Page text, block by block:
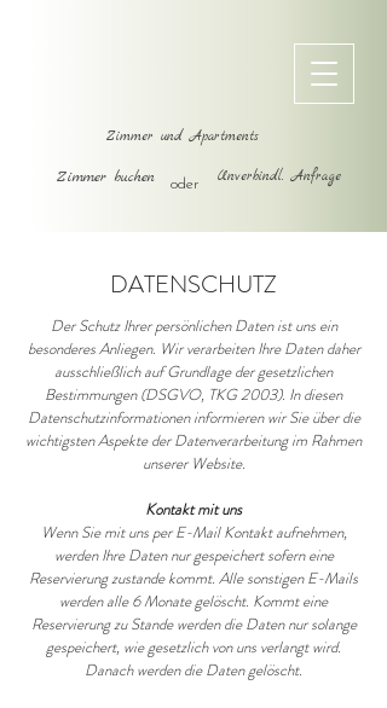
Zimmer und Apartments
Zimmer buchen oder Unverbindl. Anfrage
DATENSCHUTZ
Der Schutz Ihrer persönlichen Daten ist uns ein
besonderes Anliegen. Wir verarbeiten Ihre Daten daher
ausschließlich auf Grundlage der gesetzlichen
Bestimmungen (DSGVO, TKG 2003). In diesen
Datenschutzinformationen informieren wir Sie über die
wichtigsten Aspekte der Datenverarbeitung im Rahmen
unserer Website.
Kontakt mit uns
Wenn Sie mit uns per E-Mail Kontakt aufnehmen,
werden Ihre Daten nur gespeichert sofern eine
Reservierung zustande kommt. Alle sonstigen E-Mails
werden alle 6 Monate gelöscht. Kommt eine
Reservierung zu Stande werden die Daten nur solange
gespeichert, wie gesetzlich von uns verlangt wird.
Danach werden die Daten gelöscht.